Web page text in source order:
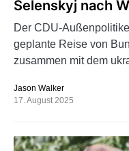
Selenskyj nach
Der CDU-
geplante Reise von
zusammen mit dem
Jason Walker
17. August 2025